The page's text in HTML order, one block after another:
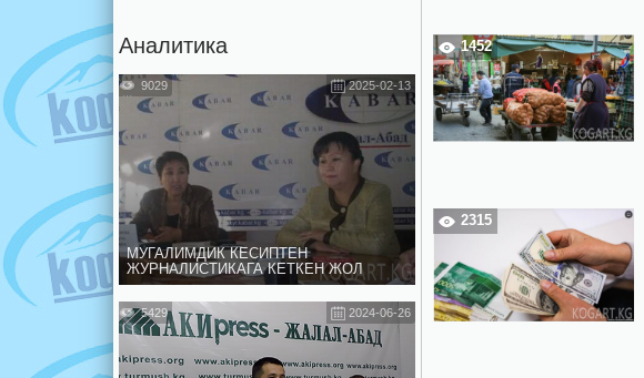
Аналитика
2025-02-13
9029
МУГАЛИМДИК КЕСИПТЕН
ЖУРНАЛИСТИКАГА КЕТКЕН ЖОЛ
2024-06-26
5429
1452
2315